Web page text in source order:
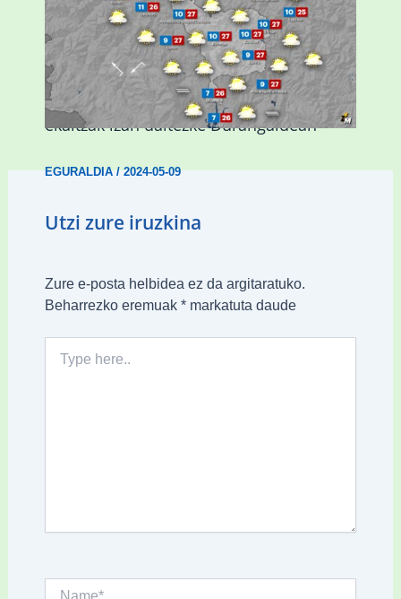
Asteburuan 25 gradu baino gehiago eta
ekaitzak izan daitezke Durangaldean
EGURALDIA/2024-05-09
Utzi zure iruzkina
Zure e-posta helbidea ez da argitaratuko.
Beharrezko eremuak *markatuta daude
here..